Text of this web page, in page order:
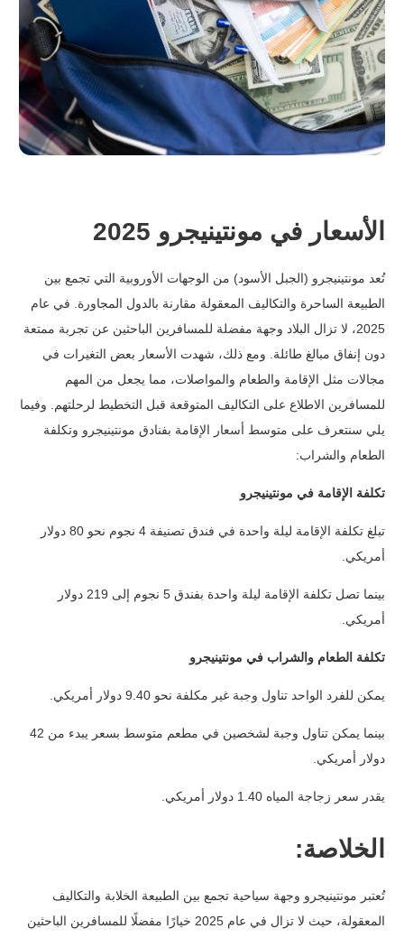
الأسعار في مونتينيجرو 2025
تُعد مونتينيجرو (الجبل الأسود) من الوجهات الأوروبية التي تجمع بين
الطبيعة الساحرة والتكاليف المعقولة مقارنة بالدول المجاورة. في عام
2025، لا تزال البلاد وجهة مفضلة للمسافرين الباحثين عن تجربة ممتعة
دون إنفاق مبالغ طائلة. ومع ذلك، شهدت الأسعار بعض التغيرات في
مجالات مثل الإقامة والطعام والمواصلات، مما يجعل من المهم
للمسافرين الاطلاع على التكاليف المتوقعة قبل التخطيط لرحلتهم. وفيما
يلي سنتعرف على متوسط أسعار الإقامة بفنادق مونتينيجرو وتكلفة
الطعام والشراب:
تكلفة الإقامة في مونتينيجرو
تبلغ تكلفة الإقامة ليلة واحدة في فندق تصنيفة 4 نجوم نحو 80 دولار
أمريكي.
بينما تصل تكلفة الإقامة ليلة واحدة بفندق 5 نجوم إلى 219 دولار
أمريكي.
تكلفة الطعام والشراب في مونتينيجرو
يمكن للفرد الواحد تناول وجبة غير مكلفة نحو 9.40 دولار أمريكي.
بينما يمكن تناول وجبة لشخصين في مطعم متوسط بسعر يبدء من 42
دولار أمريكي.
يقدر سعر زجاجة المياه 1.40 دولار أمريكي.
الخلاصة:
تُعتبر مونتينيجرو وجهة سياحية تجمع بين الطبيعة الخلابة والتكاليف
المعقولة، حيث لا تزال في عام 2025 خيارًا مفضلًا للمسافرين الباحثين